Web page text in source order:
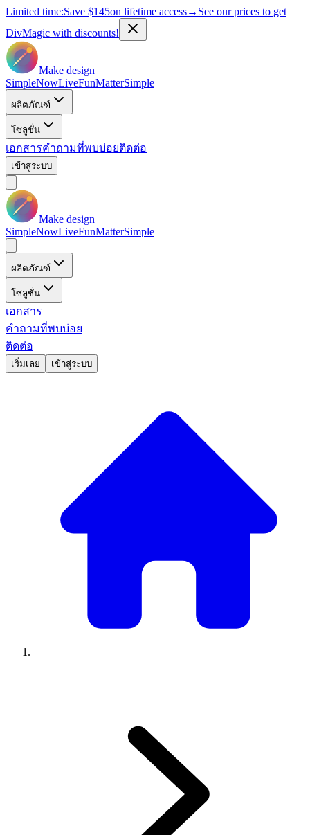
Limited time:Save $145on lifetime access→ See our prices to get
DivMagic with discounts!
Make design
SimpleNowLiveFunMatterSimple
ผลิตภัณฑ์
โซลูชั่น
เอกสารคำถามที่พบบ่อยติดต่อ
เข้าสู่ระบบ
Make design
SimpleNowLiveFunMatterSimple
ผลิตภัณฑ์
โซลูชั่น
เอกสาร
คำถามที่พบบ่อย
ติดต่อ
เริ่มเลย เข้าสู่ระบบ